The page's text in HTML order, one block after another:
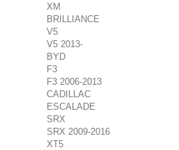
XM
BRILLIANCE
V5
V5 2013-
BYD
F3
F3 2006-2013
CADILLAC
ESCALADE
SRX
SRX 2009-2016
XT5